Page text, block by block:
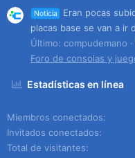
Noticia
Eran pocas
placas base se van a ir
Último: compudemano
Foro de consolas y
Estadísticas en línea
Miembros conectados
Invitados conectados
Total de visitantes